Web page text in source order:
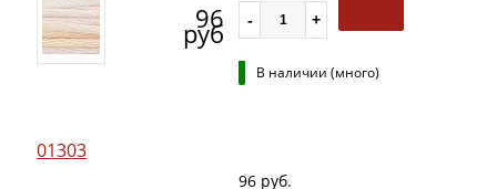
96
руб
В наличии (много)
01303
96 руб.